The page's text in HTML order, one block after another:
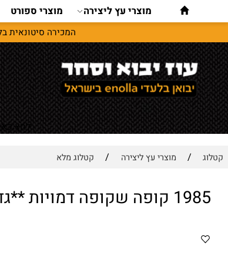
המכירה סיטונאית בלבד!
לחץ כאן
מוצרי עץ ליצירה מוצרי ספורט
/ מוצרי עץ ליצירה / קטלוג מלא
**גדולה**